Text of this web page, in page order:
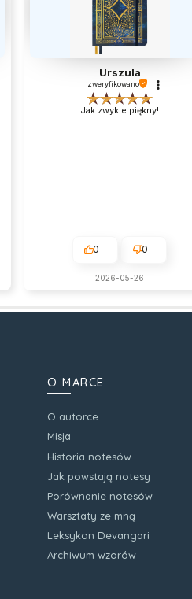
Urszula
zweryfikowano
Jak zwykle piękny!
0 0
2026-05-26
O MARCE
O autorce
Misja
Historia notesów
Jak powstają notesy
Porównanie notesów
Warsztaty ze mną
Leksykon Devangari
Archiwum wzorów